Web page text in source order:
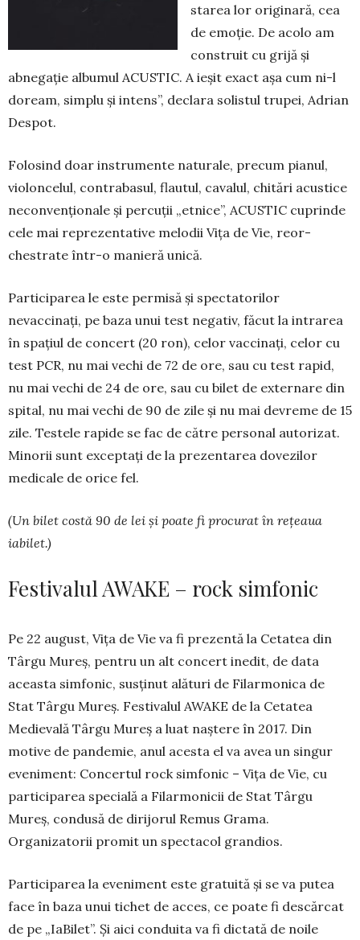
starea lor originară, cea
de emo­ţie. De aco­lo am
construit cu grijă şi
abnegaţie albumul ACUSTIC. A ieşit exact aşa cum ni-l
do­ream, sim­plu şi intens”, declara solistul trupei, Adrian
Des­pot.
Folosind doar instru­mente naturale, precum pianul,
violoncelul, contrabasul, flau­tul, cavalul, chitări acustice
necon­ven­ţionale şi percuţii „etnice”, ACUS­TIC cu­prinde
cele mai reprezentative melodii Viţa de Vie, reor­
chestrate într-o manieră unică.
Participarea le este permisă și specta­torilor
nevaccinaţi, pe baza unui test nega­tiv, făcut la intrarea
în spațiul de concert (20 ron), celor vaccinaţi, celor cu
test PCR, nu mai vechi de 72 de ore, sau cu test rapid,
nu mai vechi de 24 de ore, sau cu bilet de externare din
spital, nu mai vechi de 90 de zile şi nu mai devreme de 15
zile. Testele rapide se fac de către personal autorizat.
Minorii sunt exceptaţi de la prezentarea dovezilor
medicale de orice fel.
(Un bilet costă 90 de lei şi poate fi pro­curat în reţeaua
iabilet.)
Festivalul AWAKE – rock simfonic
Pe 22 august, Vița de Vie va fi prezentă la Ce­tatea din
Târgu Mureș, pentru un alt concert inedit, de data
aceasta simfonic, susţinut alături de Filarmonica de
Stat Târgu Mureş. Festivalul AWAKE de la Cetatea
Medievală Târgu Mureș a luat naştere în 2017. Din
motive de pandemie, anul acesta el va avea un singur
eveniment: Concertul rock simfonic – Viţa de Vie, cu
participarea spe­cială a Filarmonicii de Stat Târgu
Mureş, condusă de dirijorul Remus Grama.
Organizatorii promit un spectacol grandios.
Participarea la eveniment este gratuită şi se va putea
face în baza unui tichet de acces, ce poate fi descărcat
de pe „IaBilet”. Şi aici conduita va fi dictată de noile